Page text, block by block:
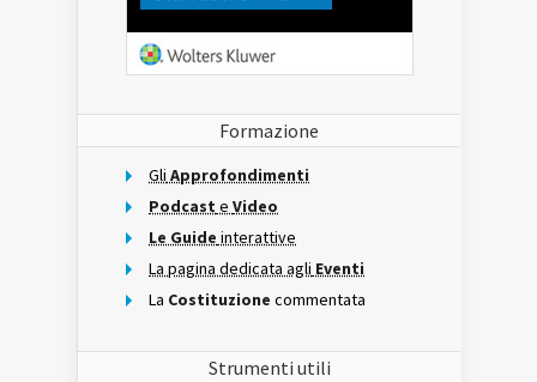
Formazione
Gli Approfondimenti
Podcast e Video
Le Guide interattive
La pagina dedicata agli Eventi
La Costituzione commentata
Strumenti utili